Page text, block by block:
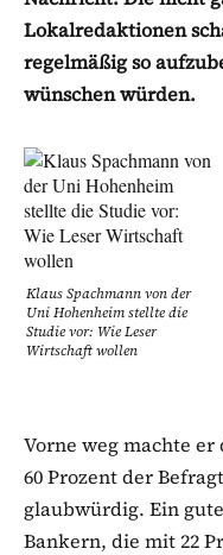
Lokalredaktionen
regelmäßig so
wünschen würden.
Klaus Spachmann von der
Uni Hohenheim stellte die
Studie vor: Wie Leser
Wirtschaft wollen
Vorne weg machte
60 Prozent der
glaubwürdig. Ein
Bankern, die mit 22